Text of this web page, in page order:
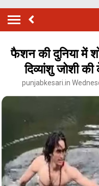
फैशन की दुनिया में
दिव्यांशु जोशी
punjabkesari.in